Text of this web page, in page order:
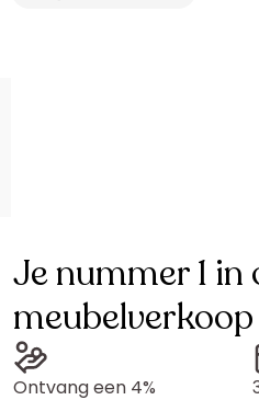
Je nummer 1 in
meubelverkoop
Ontvang een 4%